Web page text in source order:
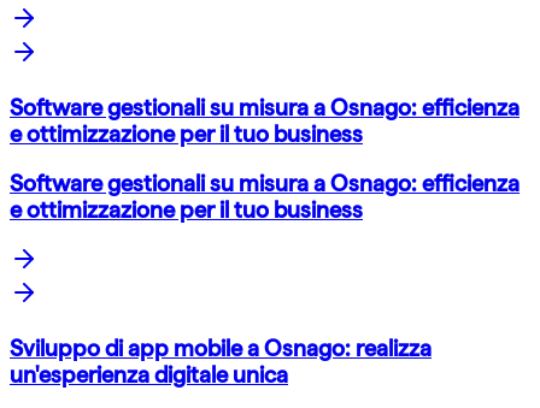
Software gestionali su misura a Osnago: efficienza
e ottimizzazione per il tuo business
Software gestionali su misura a Osnago: efficienza
e ottimizzazione per il tuo business
Sviluppo di app mobile a Osnago: realizza
un'esperienza digitale unica